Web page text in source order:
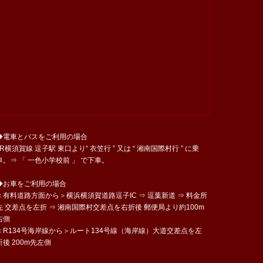
車とバスをご利用の場合
横須賀線 逗子駅 東口より“ 衣笠行 ” 又は “ 湘南国際村行 ” に乗
。⇒ 「 一色小学校前 」 で下車。
車をご利用の場合
有料道路方面から＞横浜横須賀道路逗子IC ⇒ 逗葉新道 ⇒ 料金所
交差点を左折 ⇒ 湘南国際村交差点を右折後 郵便局より約100m
側
R134号海岸線から＞ルート134号線（海岸線）大道交差点を左
後 200m先左側